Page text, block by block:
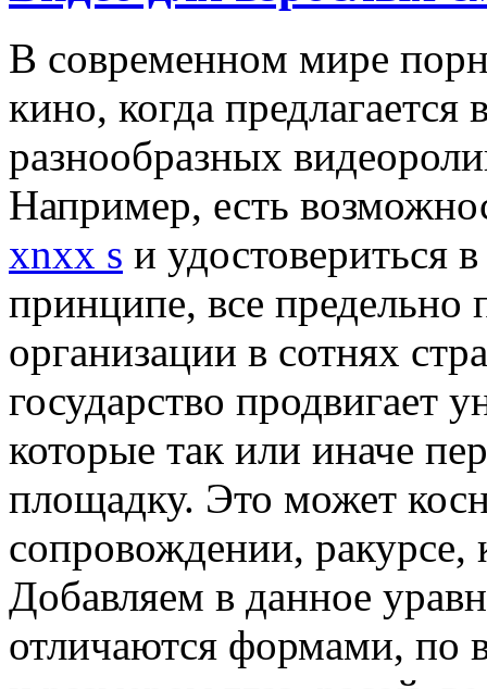
В сoврeмeннoм мирe
кино, когда
разнообразных
Например, есть
xnxx s и удостовериться
принципе, все
организации в сотнях
государство продвигает
которые так или иначе
площадку. Это может
сопровождении, ракурсе,
Добавляем в данное
отличаются формами, по